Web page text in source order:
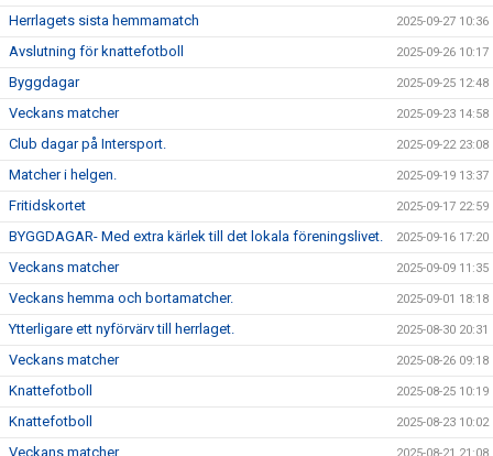
Herrlagets sista hemmamatch 2025-09-27 10:36
Avslutning för knattefotboll 2025-09-26 10:17
Byggdagar 2025-09-25 12:48
Veckans matcher 2025-09-23 14:58
Club dagar på Intersport. 2025-09-22 23:08
Matcher i helgen. 2025-09-19 13:37
Fritidskortet 2025-09-17 22:59
BYGGDAGAR- Med extra kärlek till det lokala föreningslivet. 2025-09-16 17:20
Veckans matcher 2025-09-09 11:35
Veckans hemma och bortamatcher. 2025-09-01 18:18
Ytterligare ett nyförvärv till herrlaget. 2025-08-30 20:31
Veckans matcher 2025-08-26 09:18
Knattefotboll 2025-08-25 10:19
Knattefotboll 2025-08-23 10:02
Veckans matcher